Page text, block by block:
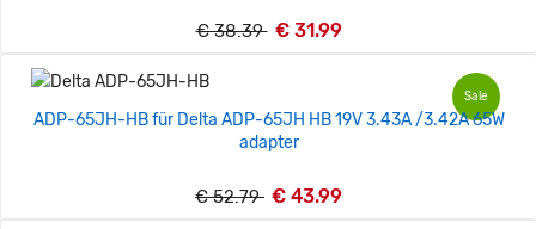
€ 38.39 € 31.99
Sale
ADP-65JH-HB für Delta ADP-65JH HB 19V 3.43A /3.42A 65W
adapter
€ 52.79 € 43.99